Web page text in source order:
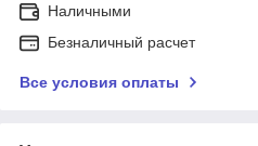
Наличными
Безналичный расчет
Все условия оплаты